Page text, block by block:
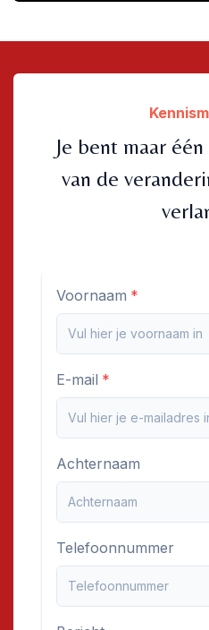
Je bent maar
van de
Voornaam
E-mail
Achternaam
Telefoonnummer